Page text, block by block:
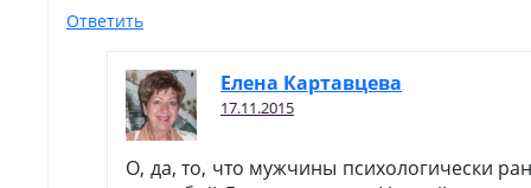
Ответить
Елена Картавцева
17.11.2015
О, да, то, что мужчины психологически